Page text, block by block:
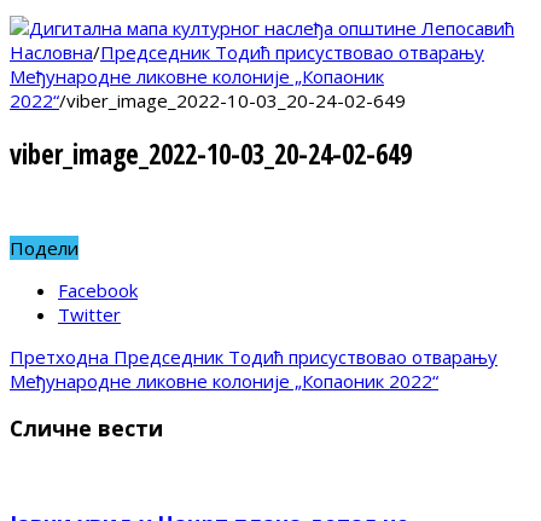
Насловна/Председник Тодић присуствовао отварању
Међународне ликовне колоније „Копаоник
2022“/viber_image_2022-10-03_20-24-02-649
viber_image_2022-10-03_20-24-02-649
Подели
Facebook
Twitter
Претходна Председник Тодић присуствовао отварању
Међународне ликовне колоније „Копаоник 2022“
Сличне вести